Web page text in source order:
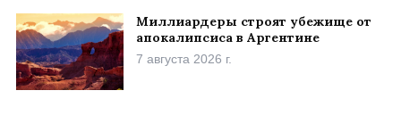
Миллиардеры строят убежище от
апокалипсиса в Аргентине
7 августа 2026 г.